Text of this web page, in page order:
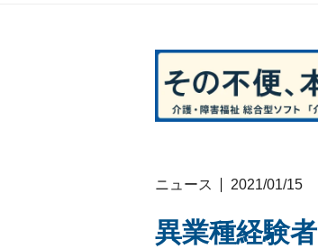
ニュース 2021/01/15
異業種経験